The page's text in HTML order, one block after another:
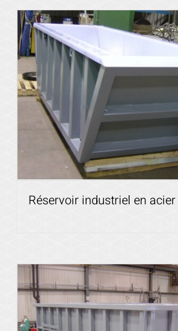
Voir les détails
Voir les détails
Réservoir industriel en